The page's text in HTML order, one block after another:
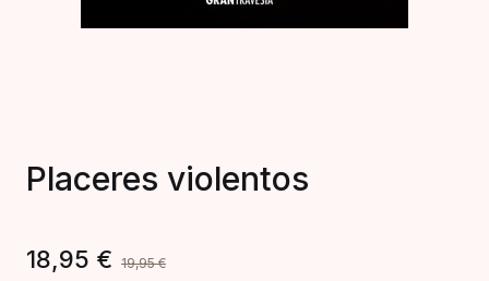
Placeres violentos
18,95 € 19,95€